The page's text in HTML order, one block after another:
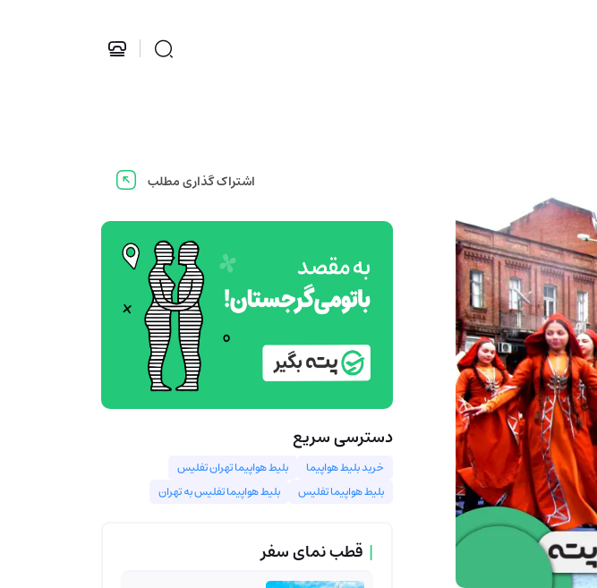
اشتراک گذاری مطلب
دسترسی سریع
خرید بلیط هواپیما
بلیط هواپیما تهران تفلیس
بلیط هواپیما تفلیس
بلیط هواپیما تفلیس به تهران
| قطب نمای سفر